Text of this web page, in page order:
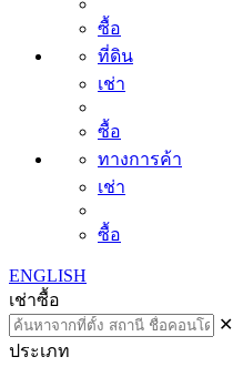
ซื้อ
ที่ดิน
เช่า
ซื้อ
ทางการค้า
เช่า
ซื้อ
ENGLISH
เช่าซื้อ
✕
ประเภท